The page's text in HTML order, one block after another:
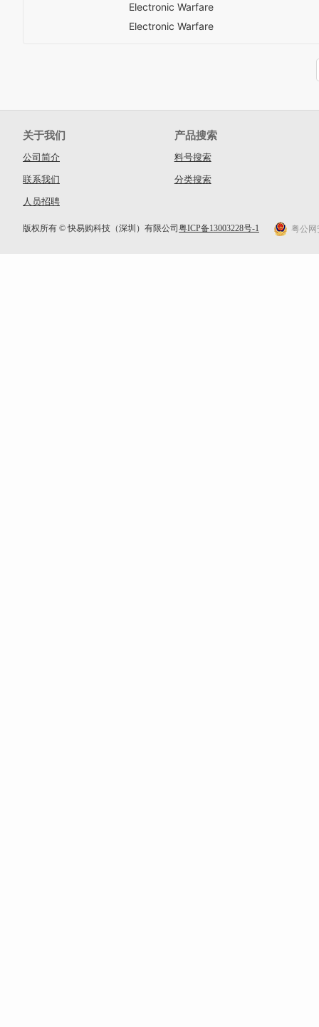
Electronic Warfare
Electronic Warfare
关于我们
公司简介
联系我们
人员招聘
产品搜索
料号搜索
分类搜索
版权所有 © 快易购科技（深圳）有限公司 粤ICP备13003228号-1 粤公网